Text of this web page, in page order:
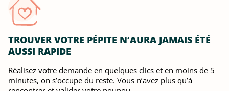
TROUVER VOTRE PÉPITE N’AURA JAMAIS ÉTÉ
AUSSI RAPIDE
Réalisez votre demande en quelques clics et en moins de 5
minutes, on s’occupe du reste. Vous n’avez plus qu’à